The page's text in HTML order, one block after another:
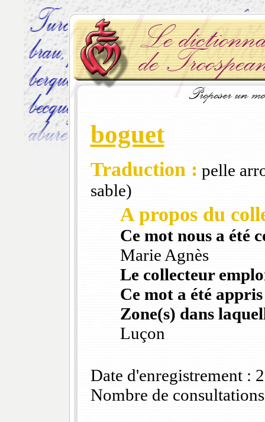
boguet
Traduction : pelle
sable)
A propos du
Ce mot nous a été
Marie Agnès
Le collecteur
Ce mot a été
Zone(s) dans
Luçon
Date d'enregistrement :
Nombre de